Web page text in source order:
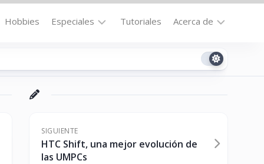
Hobbies Especiales
la
Destacados
Downloads
Tutoriales Acerca de
Contacto
Cookie
SIGUIENTE
HTC Shift, una mejor evolución de
las UMPCs